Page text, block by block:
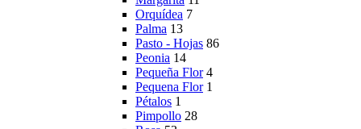
Orquídea 7
Palma 13
Pasto - Hojas 86
Peonia 14
Pequeña Flor 4
Pequena Flor 1
Pétalos 1
Pimpollo 28